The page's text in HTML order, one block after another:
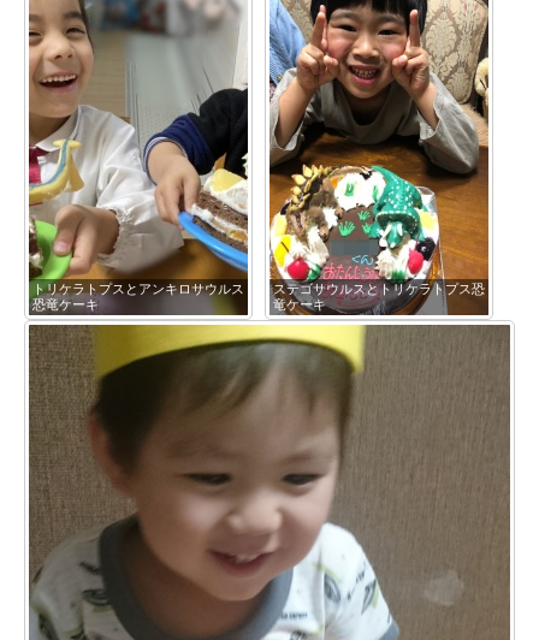
トリケラトプスとアンキロサウルス
恐竜ケーキ
ステゴサウルスとトリケラトプス恐
竜ケーキ